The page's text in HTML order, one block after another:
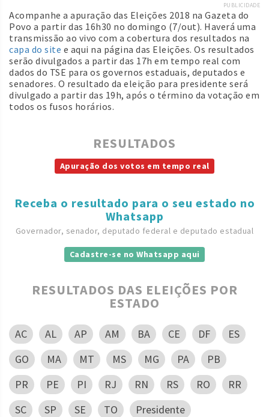
PUBLICIDADE
Acompanhe a apuração das Eleições 2018 na Gazeta do
Povo a partir das 16h30 no domingo (7/out). Haverá uma
transmissão ao vivo com a cobertura dos resultados na
capa do site e aqui na página das Eleições. Os resultados
serão divulgados a partir das 17h em tempo real com
dados do TSE para os governos estaduais, deputados e
senadores. O resultado da eleição para presidente será
divulgado a partir das 19h, após o término da votação em
todos os fusos horários.
RESULTADOS
Apuração dos votos em tempo real
Receba o resultado para o seu estado no
Whatsapp
Governador, senador, deputado federal e deputado estadual
Cadastre-se no Whatsapp aqui
RESULTADOS DAS ELEIÇÕES POR
ESTADO
AC AL AP AM BA CE DF
ES
GO
MA MT MS MG PA
PB
PR
PE PI RJ RN RS RO
RR
SC
SP SE TO Presidente